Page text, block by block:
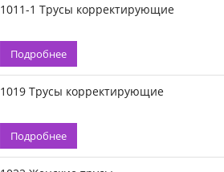
1011-1 Трусы корректирующие
Подробнее
1019 Трусы корректирующие
Подробнее